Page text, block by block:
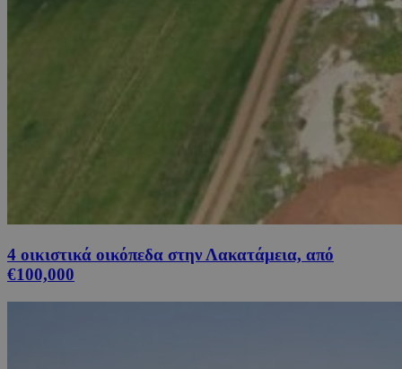
4 οικιστικά οικόπεδα στην Λακατάμεια, από
€100,000